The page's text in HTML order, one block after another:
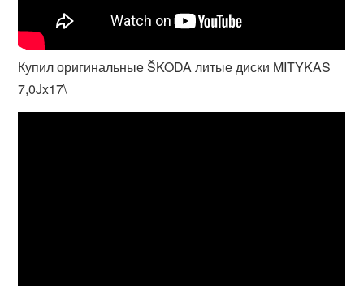
Купил оригинальные ŠKODA литые диски MITYKAS
7,0Jx17\